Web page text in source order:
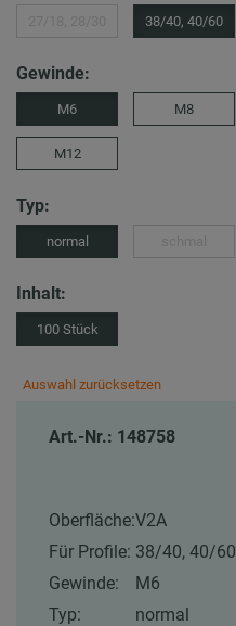
38/40, 40/60
Gewinde:
M6 M8
M12
Typ:
normal
Inhalt:
100 Stück
Auswahl zurücksetzen
Art.-Nr.: 148758
Oberfläche:V2A
Für Profile: 38/40, 40/60
Gewinde:
M6
Typ:
normal